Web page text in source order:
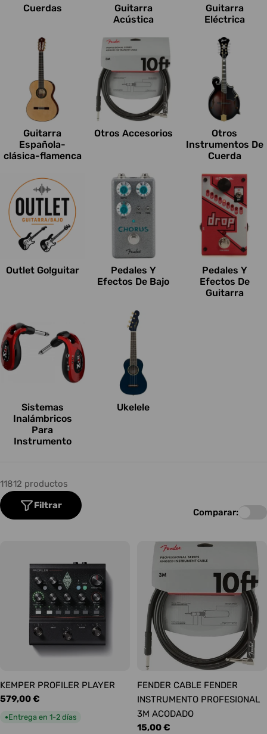
Cuerdas
Guitarra
Acústica
Guitarra
Eléctrica
Guitarra
Española-
clásica-flamenca
Otros Accesorios
Otros
Instrumentos De
Cuerda
Outlet Go!guitar
Pedales Y
Efectos De Bajo
Pedales Y
Efectos De
Guitarra
Sistemas
Inalámbricos
Para
Instrumento
Ukelele
11812 productos
Filtrar
Comparar:
KEMPER PROFILER PLAYER
Precio
habitual
579,00 €
●Entrega en 1-2 días
FENDER CABLE FENDER
INSTRUMENTO PROFESIONAL
3M ACODADO
Precio
15,00 €